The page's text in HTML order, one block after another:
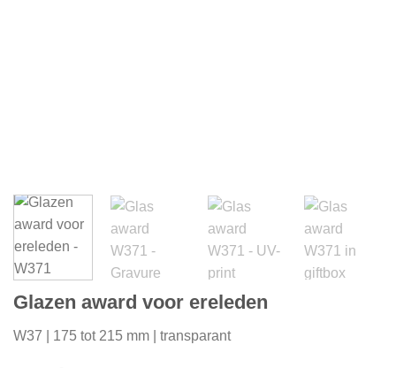
Glazen award voor ereleden
W37 | 175 tot 215 mm | transparant